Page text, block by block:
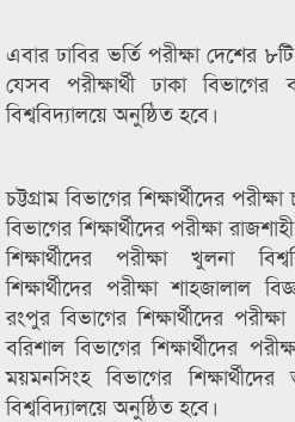
এবার ঢাবির ভর্তি পরীক্ষা দেশের
যেসব পরীক্ষার্থী ঢাকা বিভাগের
বিশ্ববিদ্যালয়ে অনুষ্ঠিত হবে।
চট্টগ্রাম বিভাগের শিক্ষার্থীদের
বিভাগের শিক্ষার্থীদের পরীক্ষা
শিক্ষার্থীদের পরীক্ষা খুলনা
শিক্ষার্থীদের পরীক্ষা শাহজালাল
রংপুর বিভাগের শিক্ষার্থীদের
বরিশাল বিভাগের শিক্ষার্থীদের
ময়মনসিংহ বিভাগের
বিশ্ববিদ্যালয়ে অনুষ্ঠিত হবে।